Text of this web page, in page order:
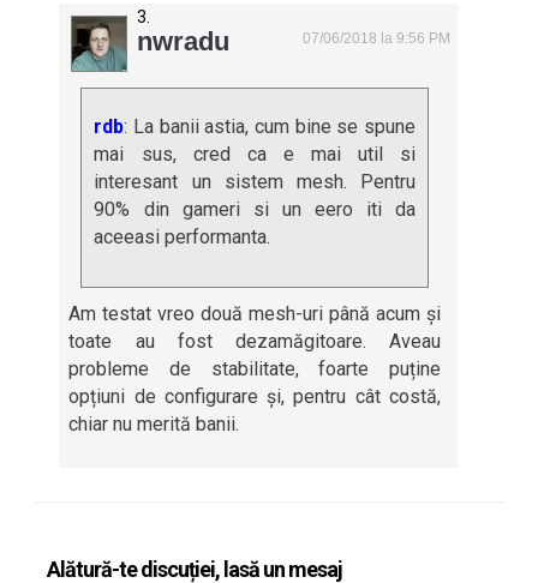
nwradu 07/06/2018 la 9:56 PM
rdb: La banii astia, cum bine se spune
mai sus, cred ca e mai util si
interesant un sistem mesh. Pentru
90% din gameri si un eero iti da
aceeasi performanta.
Am testat vreo două mesh-uri până acum și
toate au fost dezamăgitoare. Aveau
probleme de stabilitate, foarte puține
opțiuni de configurare și, pentru cât costă,
chiar nu merită banii.
Alătură-te discuției, lasă un mesaj